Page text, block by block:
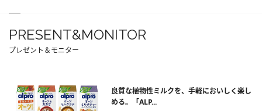
PRESENT&MONITOR
プレゼント＆モニター
良質な植物性ミルクを、手軽においしく楽し
める。「ALP...